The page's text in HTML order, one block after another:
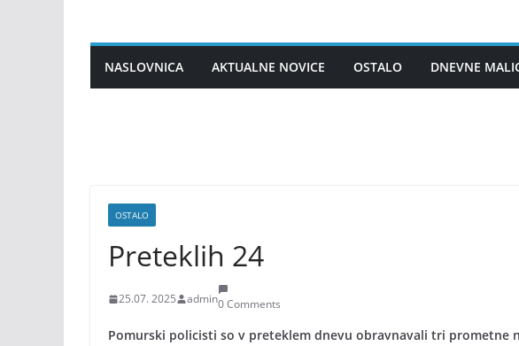
contentNASLOVNICA AKTUALNE NOVICE OSTALO DNEVNE
OSTALO
Preteklih 24
25.07. 2025 admin0 Comments
Pomurski policisti so v preteklem dnevu obravnavali tri prometne